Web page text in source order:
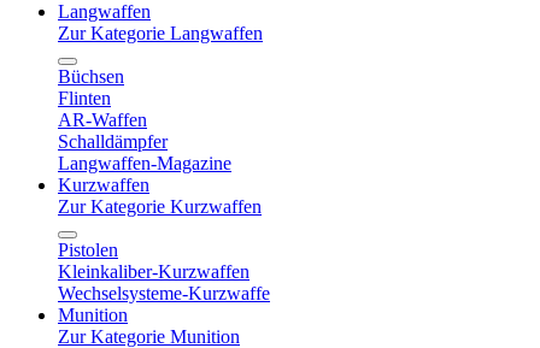
Langwaffen
Zur Kategorie Langwaffen
Büchsen
Flinten
AR-Waffen
Schalldämpfer
Langwaffen-Magazine
Kurzwaffen
Zur Kategorie Kurzwaffen
Pistolen
Kleinkaliber-Kurzwaffen
Wechselsysteme-Kurzwaffe
Munition
Zur Kategorie Munition